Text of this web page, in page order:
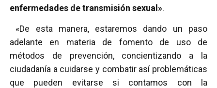
enfermedades de transmisión sexual».
«De esta manera, estaremos dando un paso
adelante en materia de fomento de uso de
métodos de prevención, concientizando a la
ciudadanía a cuidarse y combatir así problemáticas
que pueden evitarse si contamos con la